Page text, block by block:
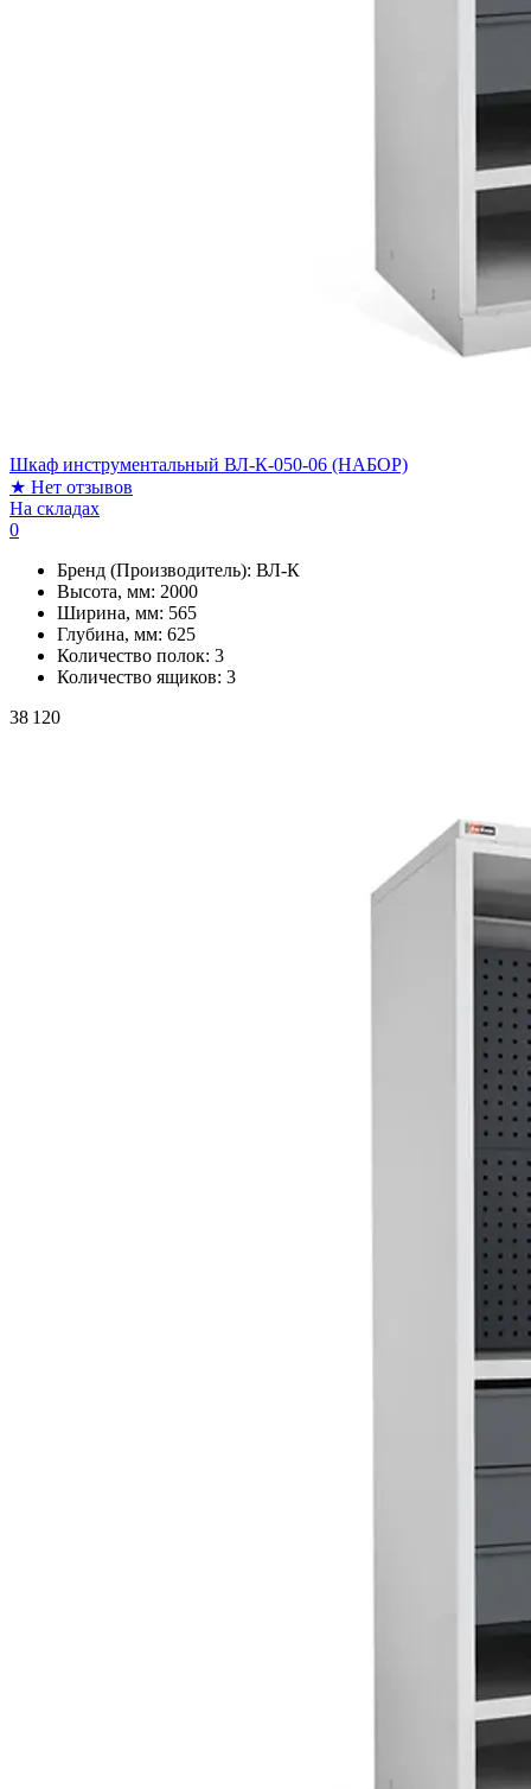
Шкаф инструментальный ВЛ-К-050-06 (НАБОР)
★ Нет отзывов
На складах
0
Бренд (Производитель): ВЛ-К
Высота, мм: 2000
Ширина, мм: 565
Глубина, мм: 625
Количество полок: 3
Количество ящиков: 3
38 120